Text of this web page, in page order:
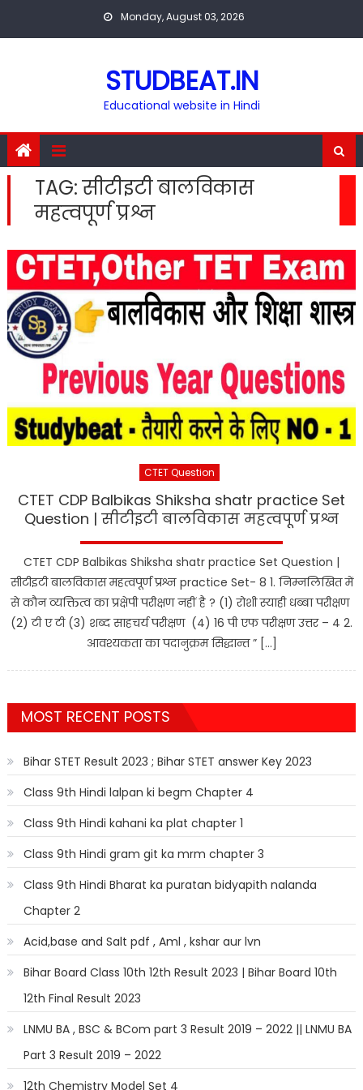
Monday, August 03, 2026
STUDBEAT.IN
Educational website in Hindi
TAG:सीटीइटी बालविकास
महत्वपूर्ण प्रश्न
CTET Question
CTET CDP Balbikas Shiksha shatr practice Set
Question | सीटीइटी बालविकास महत्वपूर्ण प्रश्न
CTET CDP Balbikas Shiksha shatr practice Set Question |
सीटीइटी बालविकास महत्वपूर्ण प्रश्न practice Set- 8 1. निम्नलिखित में
से कौन व्यक्तित्व का प्रक्षेपी परीक्षण नहीं है ? (1) रोशी स्याही धब्बा परीक्षण
(2) टी ए टी (3) शब्द साहचर्य परीक्षण (4) 16 पी एफ परीक्षण उत्तर – 4 2.
आवश्यकता का पदानुक्रम सिद्धान्त ” […]
MOST RECENT POSTS
Bihar STET Result 2023 ; Bihar STET answer Key 2023
Class 9th Hindi lalpan ki begm Chapter 4
Class 9th Hindi kahani ka plat chapter 1
Class 9th Hindi gram git ka mrm chapter 3
Class 9th Hindi Bharat ka puratan bidyapith nalanda
Chapter 2
Acid,base and Salt pdf , Aml , kshar aur lvn
Bihar Board Class 10th 12th Result 2023 | Bihar Board 10th
12th Final Result 2023
LNMU BA , BSC & BCom part 3 Result 2019 – 2022 || LNMU BA
Part 3 Result 2019 – 2022
12th Chemistry Model Set 4